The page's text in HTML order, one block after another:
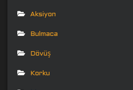
Aksiyon
Bulmaca
Dövüş
Korku